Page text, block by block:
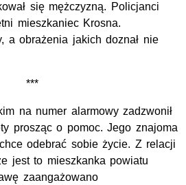
się mężczyzną. Policjanci
mieszkaniec Krosna.
a obrażenia jakich doznał nie
***
na numer alarmowy zadzwonił
prosząc o pomoc. Jego znajoma
odebrać sobie życie. Z relacji
jest to mieszkanka powiatu
zaangażowano